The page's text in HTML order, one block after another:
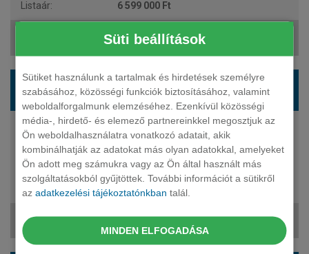
Süti beállítások
Sütiket használunk a tartalmak és hirdetések személyre
szabásához, közösségi funkciók biztosításához, valamint
weboldalforgalmunk elemzéséhez. Ezenkívül közösségi
média-, hirdető- és elemező partnereinkkel megosztjuk az
Ön weboldalhasználatra vonatkozó adatait, akik
kombinálhatják az adatokat más olyan adatokkal, amelyeket
Ön adott meg számukra vagy az Ön által használt más
szolgáltatásokból gyűjtöttek. További információt a sütikről
azadatkezelési tájékoztatónkban talál.
MINDEN ELFOGADÁSA
6 599 000 Ft
140 034 Ft + ÁFA
DACIA Sandero ferdehatu 1.0 TCe Stepway
Expression
110 LE
benzin
5 fő
7 399 000 Ft